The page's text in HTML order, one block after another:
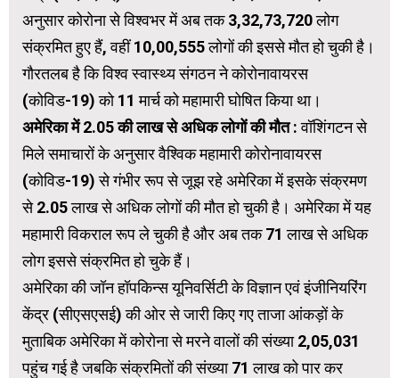
अनुसार कोरोना से विश्वभर में अब तक 3,32,73,720 लोग
संक्रमित हुए हैं, वहीं 10,00,555 लोगों की इससे मौत हो चुकी है।
गौरतलब है कि विश्व स्वास्थ्य संगठन ने कोरोनावायरस
(कोविड-19) को 11 मार्च को महामारी घोषित किया था।
अमेरिका में 2.05 की लाख से अधिक लोगों की मौत :वॉशिंगटन से
मिले समाचारों के अनुसार वैश्विक महामारी कोरोनावायरस
(कोविड-19) से गंभीर रूप से जूझ रहे अमेरिका में इसके संक्रमण
से 2.05 लाख से अधिक लोगों की मौत हो चुकी है। अमेरिका में यह
महामारी विकराल रूप ले चुकी है और अब तक 71 लाख से अधिक
लोग इससे संक्रमित हो चुके हैं।
अमेरिका की जॉन हॉपकिन्स यूनिवर्सिटी के विज्ञान एवं इंजीनियरिंग
केंद्र (सीएसएसई) की ओर से जारी किए गए ताजा आंकड़ों के
मुताबिक अमेरिका में कोरोना से मरने वालों की संख्या 2,05,031
पहुंच गई है जबकि संक्रमितों की संख्या 71 लाख को पार कर